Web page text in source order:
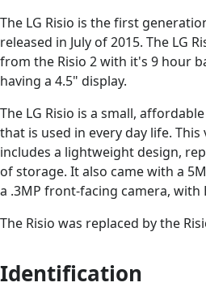
The LG Risio is the first
released in July of 2015. The LG
from the Risio 2 with it's 9 hour
having a 4.5" display.
The LG Risio is a small,
that is used in every day life.
includes a lightweight design,
of storage. It also came with a
a .3MP front-facing camera, with
The Risio was replaced by the
Identification